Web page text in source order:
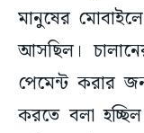
মানুষের
আসছিল।
পেমেন্ট করার
করতে বলা